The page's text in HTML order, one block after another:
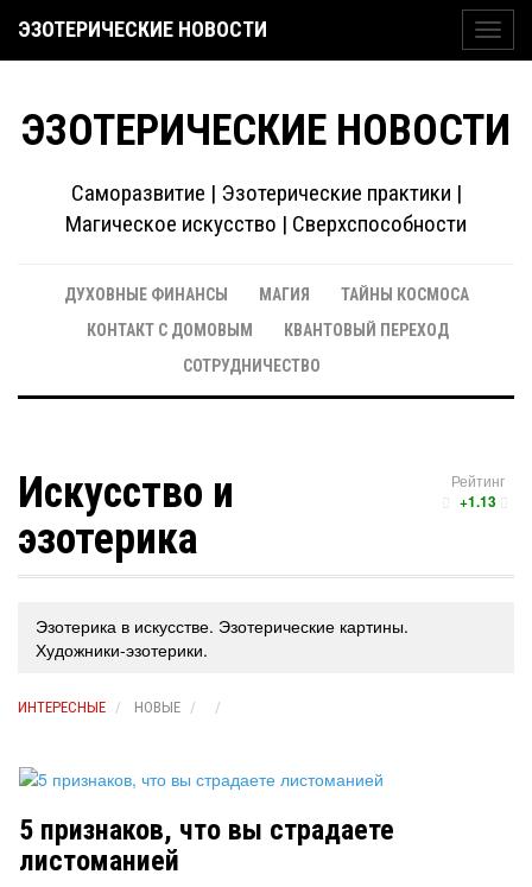
ЭЗОТЕРИЧЕСКИЕ НОВОСТИ
ЭЗОТЕРИЧЕСКИЕ НОВОСТИ
Саморазвитие | Эзотерические практики |
Магическое искусство | Сверхспособности
ДУХОВНЫЕ ФИНАНСЫ МАГИЯ
ТАЙНЫ КОСМОСА
КОНТАКТ С ДОМОВЫМ
КВАНТОВЫЙ ПЕРЕХОД
СОТРУДНИЧЕСТВО
Рейтинг
+1.13
Искусство и
эзотерика
Эзотерика в искусстве. Эзотерические картины.
Художники-эзотерики.
ИНТЕРЕСНЫЕ НОВЫЕ
5 признаков, что вы страдаете
листоманией